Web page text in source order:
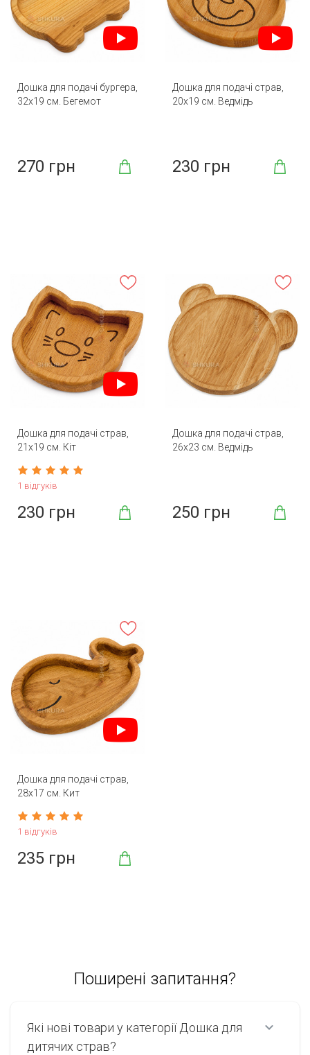
Дошка для подачі бургера,
32х19 см. Бегемот
270 грн
Дошка для подачі страв,
20х19 см. Ведмідь
230 грн
Дошка для подачі страв,
21х19 см. Кіт
1 відгуків
230 грн
Дошка для подачі страв,
26х23 см. Ведмідь
250 грн
Дошка для подачі страв,
28х17 см. Кит
1 відгуків
235 грн
Поширені запитання?
Які нові товари у категорії Дошка для
дитячих страв?